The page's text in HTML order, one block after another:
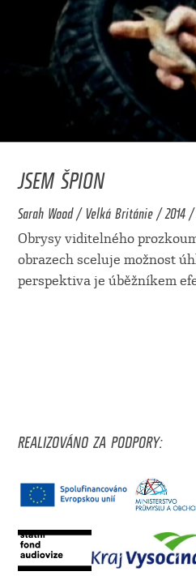
JSEM ŠPION
Sarah Wood / Velká Británie / 2014
Obrysy viditelného
obrazech sceluje možnost
perspektiva je úběžníkem
REALIZOVÁNO ZA PODPORY: